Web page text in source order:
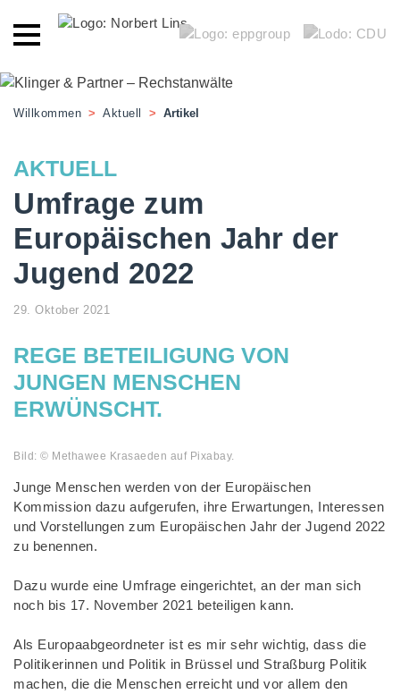
Willkommen > Aktuell > Artikel
AKTUELL
Umfrage zum
Europäischen Jahr der
Jugend 2022
29. Oktober 2021
REGE BETEILIGUNG VON
JUNGEN MENSCHEN
ERWÜNSCHT.
Bild: © Methawee Krasaeden auf Pixabay.
Junge Menschen werden von der Europäischen
Kommission dazu aufgerufen, ihre Erwartungen, Interessen
und Vorstellungen zum Europäischen Jahr der Jugend 2022
zu benennen.
Dazu wurde eine Umfrage eingerichtet, an der man sich
noch bis 17. November 2021 beteiligen kann.
Als Europaabgeordneter ist es mir sehr wichtig, dass die
Politikerinnen und Politik in Brüssel und Straßburg Politik
machen, die die Menschen erreicht und vor allem den